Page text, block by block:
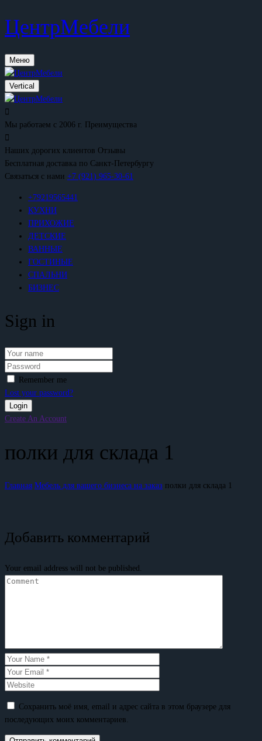
ЦентрМебели
Меню
Vertical
Мы работаем с 2006 г. Преимущества
Наших дорогих клиентов Отзывы
Бесплатная доставка по Санкт-Петербургу
Связаться с нами +7 (921) 965-30-61
+79219565441
КУХНИ
ПРИХОЖИЕ
ДЕТСКИЕ
ВАННЫЕ
ГОСТИНЫЕ
СПАЛЬНИ
БИЗНЕС
Sign in
Remember me
Lost your password?
Create An Account
полки для склада 1
Главная Мебель для вашего бизнеса на заказ полки для склада 1
Добавить комментарий
Your email address will not be published.
Сохранить моё имя, email и адрес сайта в этом браузере для
последующих моих комментариев.